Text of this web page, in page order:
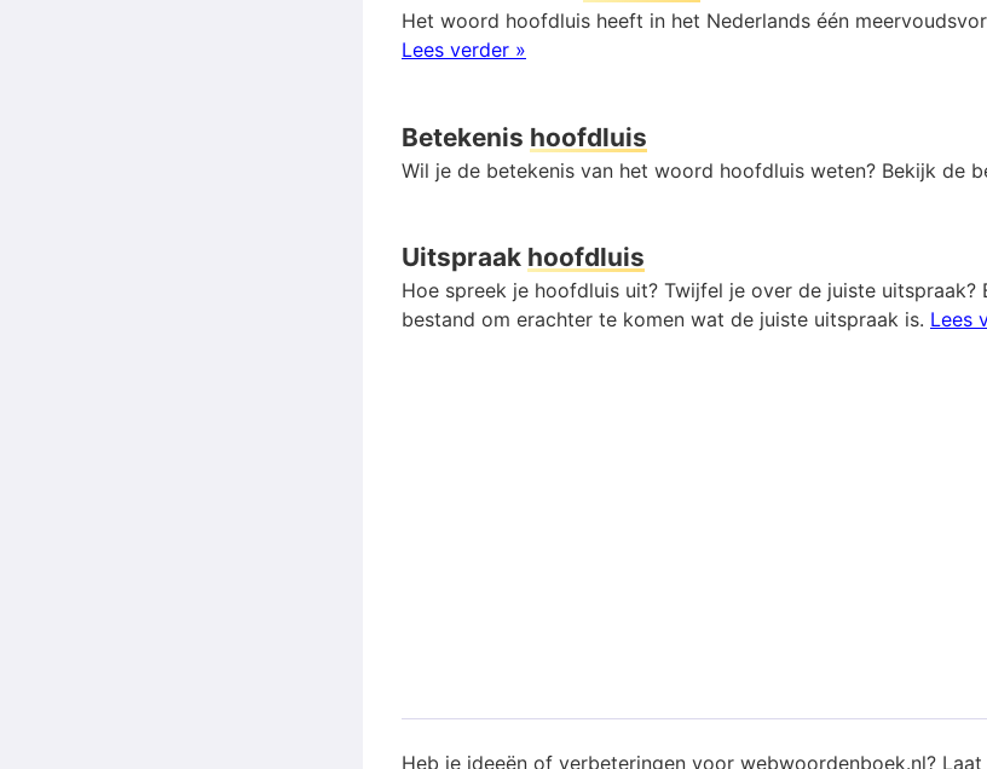
Het woord hoofdluis heeft in het Nederlands één
Lees verder »
Betekenis hoofdluis
Wil je de betekenis van het woord hoofdluis weten? Bekijk de
Uitspraak hoofdluis
Hoe spreek je hoofdluis uit? Twijfel je over de juiste uitspraak?
bestand om erachter te komen wat de juiste uitspraak is. Lees
Heb je ideeën of verbeteringen voor webwoordenboek.nl?